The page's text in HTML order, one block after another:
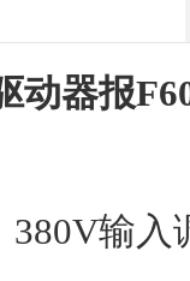
动器报
380V输